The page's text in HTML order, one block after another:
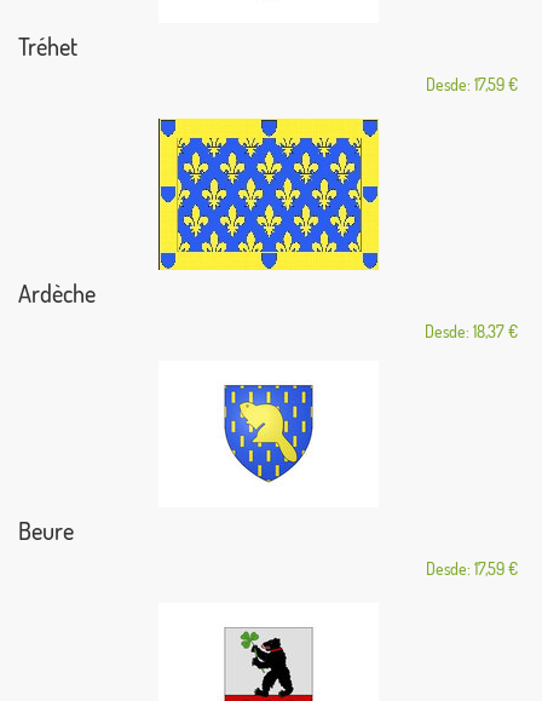
Tréhet
Desde: 17,59 €
Ardèche
Desde: 18,37 €
Beure
Desde: 17,59 €